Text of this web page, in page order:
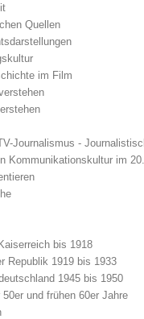
Quellen
im Film
Journalismus -
Kommunikationskultur im
bis 1918
Republik 1919 bis 1933
1945 bis 1950
und frühen 60er Jahre